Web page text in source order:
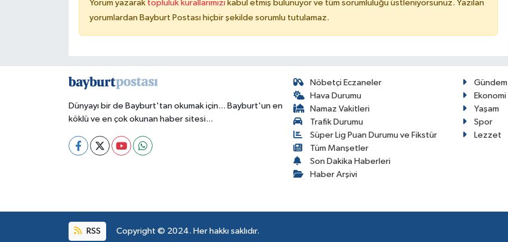
Yorum yazarak topluluk kurallarımızı kabul etmiş bulunuyor ve tüm sorumluluğu üstleniyorsunuz. Yazılan
yorumlardan Bayburt Postası hiçbir şekilde sorumlu tutulamaz.
Dünyayı bir de Bayburt'tan okumak için... Bayburt'un en
köklü ve en çok okunan haber sitesi...
Nöbetçi Eczaneler
Hava Durumu
Namaz Vakitleri
Trafik Durumu
Süper Lig Puan Durumu ve Fikstür
Tüm Manşetler
Son Dakika Haberleri
Haber Arşivi
Gündem
Ekonomi
Yaşam
Spor
Lezzet
RSS Copyright © 2024. Her hakkı saklıdır.